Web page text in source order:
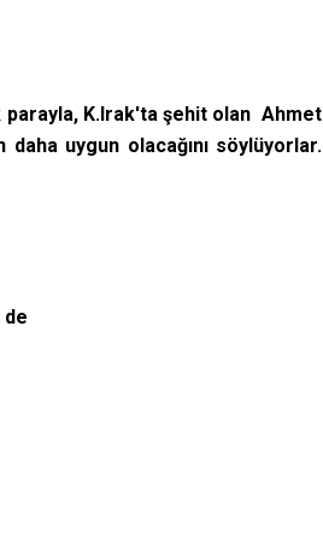
K.Irak'ta şehit olan Ahmet
daha uygun olacağını söylüyorlar.